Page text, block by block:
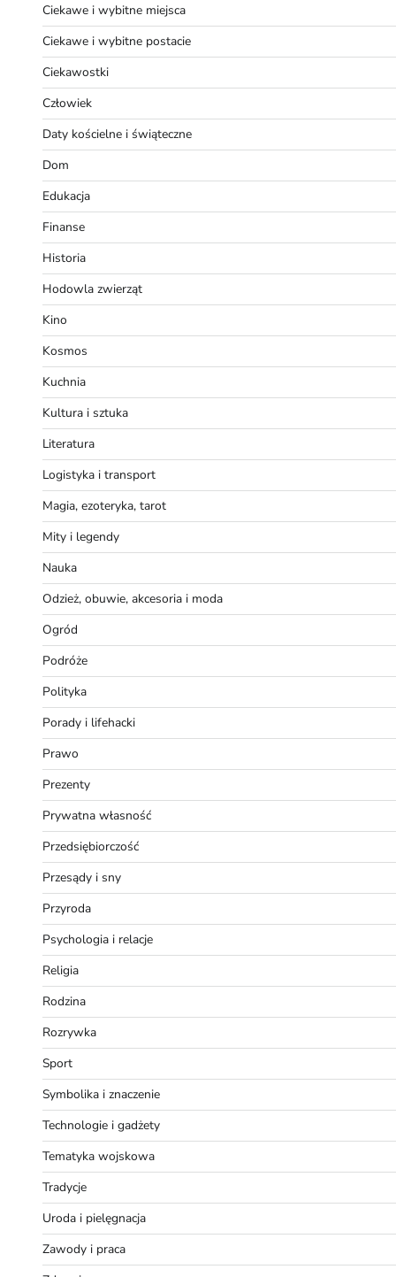
Ciekawe i wybitne miejsca
Ciekawe i wybitne postacie
Ciekawostki
Człowiek
Daty kościelne i świąteczne
Dom
Edukacja
Finanse
Historia
Hodowla zwierząt
Kino
Kosmos
Kuchnia
Kultura i sztuka
Literatura
Logistyka i transport
Magia, ezoteryka, tarot
Mity i legendy
Nauka
Odzież, obuwie, akcesoria i moda
Ogród
Podróże
Polityka
Porady i lifehacki
Prawo
Prezenty
Prywatna własność
Przedsiębiorczość
Przesądy i sny
Przyroda
Psychologia i relacje
Religia
Rodzina
Rozrywka
Sport
Symbolika i znaczenie
Technologie i gadżety
Tematyka wojskowa
Tradycje
Uroda i pielęgnacja
Zawody i praca